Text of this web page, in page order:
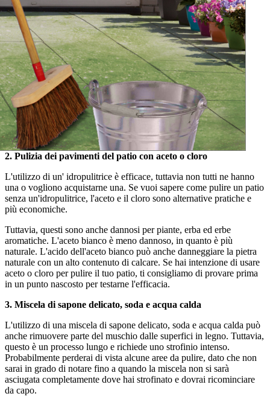
2. Pulizia dei pavimenti del patio con aceto o cloro
L'utilizzo di un' idropulitrice è efficace, tuttavia non tutti ne hanno
una o vogliono acquistarne una. Se vuoi sapere come pulire un patio
senza un'idropulitrice, l'aceto e il cloro sono alternative pratiche e
più economiche.
Tuttavia, questi sono anche dannosi per piante, erba ed erbe
aromatiche. L'aceto bianco è meno dannoso, in quanto è più
naturale. L'acido dell'aceto bianco può anche danneggiare la pietra
naturale con un alto contenuto di calcare. Se hai intenzione di usare
aceto o cloro per pulire il tuo patio, ti consigliamo di provare prima
in un punto nascosto per testarne l'efficacia.
3. Miscela di sapone delicato, soda e acqua calda
L'utilizzo di una miscela di sapone delicato, soda e acqua calda può
anche rimuovere parte del muschio dalle superfici in legno. Tuttavia,
questo è un processo lungo e richiede uno strofinio intenso.
Probabilmente perderai di vista alcune aree da pulire, dato che non
sarai in grado di notare fino a quando la miscela non si sarà
asciugata completamente dove hai strofinato e dovrai ricominciare
da capo.